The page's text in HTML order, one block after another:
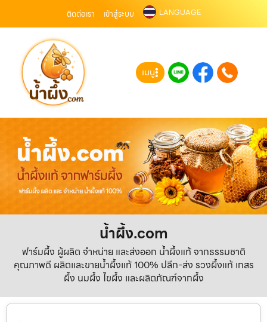
ติดต่อเรา เข้าสู่ระบบ LANGUAGE
เมนู
น้ำผึ้ง.com
ฟาร์มผึ้ง ผู้ผลิต จำหน่าย และส่งออก น้ำผึ้งแท้ จากธรรมชาติ
คุณภาพดี ผลิตและขายน้ำผึ้งแท้ 100% ปลีก-ส่ง รวงผึ้งแท้ เกสร
ผึ้ง นมผึ้ง ไขผึ้ง และผลิตภัณฑ์จากผึ้ง